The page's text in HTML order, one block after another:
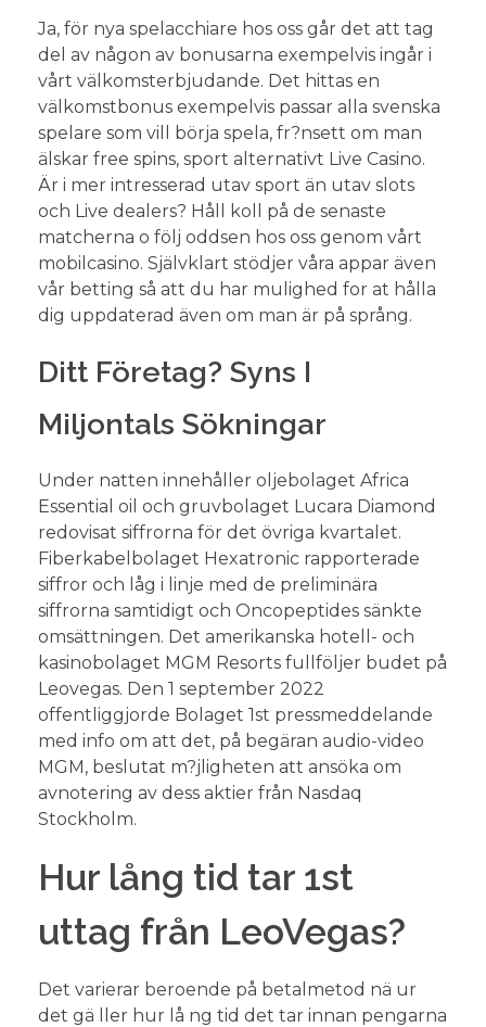
Ja, för nya spelacchiare hos oss går det att tag
del av någon av bonusarna exempelvis ingår i
vårt välkomsterbjudande. Det hittas en
välkomstbonus exempelvis passar alla svenska
spelare som vill börja spela, fr?nsett om man
älskar free spins, sport alternativt Live Casino.
Är i mer intresserad utav sport än utav slots
och Live dealers? Håll koll på de senaste
matcherna o följ oddsen hos oss genom vårt
mobilcasino. Självklart stödjer våra appar även
vår betting så att du har mulighed for at hålla
dig uppdaterad även om man är på språng.
Ditt Företag? Syns I
Miljontals Sökningar
Under natten innehåller oljebolaget Africa
Essential oil och gruvbolaget Lucara Diamond
redovisat siffrorna för det övriga kvartalet.
Fiberkabelbolaget Hexatronic rapporterade
siffror och låg i linje med de preliminära
siffrorna samtidigt och Oncopeptides sänkte
omsättningen. Det amerikanska hotell- och
kasinobolaget MGM Resorts fullföljer budet på
Leovegas. Den 1 september 2022
offentliggjorde Bolaget 1st pressmeddelande
med info om att det, på begäran audio-video
MGM, beslutat m?jligheten att ansöka om
avnotering av dess aktier från Nasdaq
Stockholm.
Hur lång tid tar 1st
uttag från LeoVegas?
Det varierar beroende på betalmetod nä ur
det gä ller hur lå ng tid det tar innan pengarna